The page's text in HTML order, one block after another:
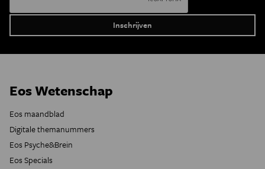
Eos Wetenschap
Eos maandblad
Digitale themanummers
Eos Psyche&Brein
Eos Specials